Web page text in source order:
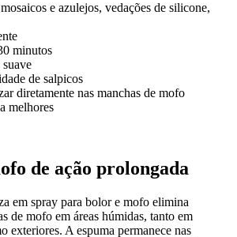
e azulejos, vedações de silicone,
minutos
de salpicos
diretamente nas manchas de mofo
melhores
de ação prolongada
em spray para bolor e mofo elimina
de mofo em áreas húmidas, tanto em
exteriores. A espuma permanece nas